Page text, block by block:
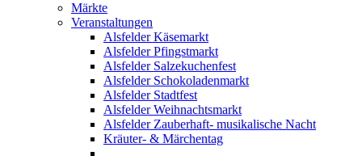
Märkte
Veranstaltungen
Alsfelder Käsemarkt
Alsfelder Pfingstmarkt
Alsfelder Salzekuchenfest
Alsfelder Schokoladenmarkt
Alsfelder Stadtfest
Alsfelder Weihnachtsmarkt
Alsfelder Zauberhaft- musikalische Nacht
Kräuter- & Märchentag